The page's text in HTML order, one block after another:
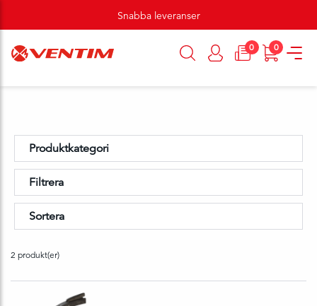
Snabba leveranser
0 0
Produktkategori
Filtrera
Sortera
2 produkt(er)